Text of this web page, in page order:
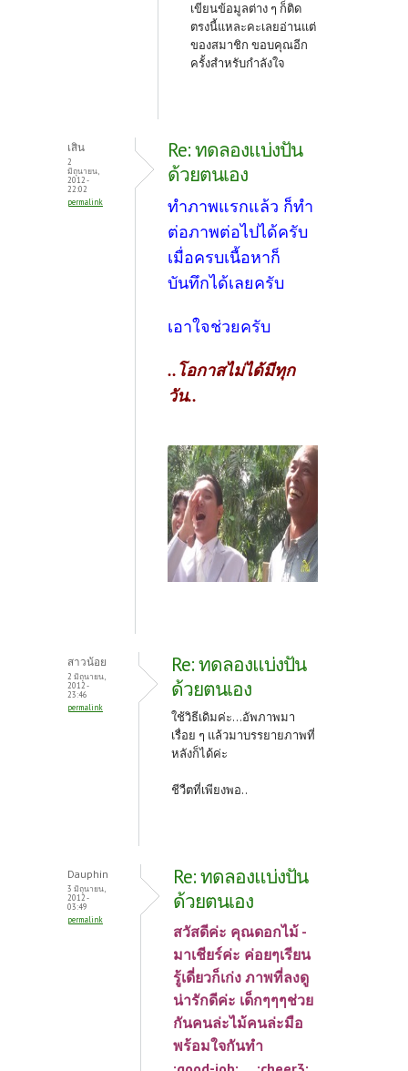
เขียนข้อมูลต่าง ๆ ก็ติด
ตรงนี้แหละคะเลยอ่านแต่
ของสมาชิก ขอบคุณอีก
ครั้งสำหรับกำลังใจ
เสิน
2
มิถุนายน,
2012 -
22:02
permalink
Re: ทดลองแบ่งปัน
ด้วยตนเอง
ทำภาพแรกแล้ว ก็ทำ
ต่อภาพต่อไปได้ครับ
เมื่อครบเนื้อหาก็
บันทึกได้เลยครับ
เอาใจช่วยครับ
..โอกาสไม่ได้มีทุก
วัน..
สาวน้อย
2 มิถุนายน,
2012 -
23:46
permalink
Re: ทดลองแบ่งปัน
ด้วยตนเอง
ใช้วิธีเดิมค่ะ...อัพภาพมา
เรื่อย ๆ แล้วมาบรรยายภาพที่
หลังก็ได้ค่ะ
ชีวืตที่เพียงพอ..
Dauphin
3 มิถุนายน,
2012 -
03:49
permalink
Re: ทดลองแบ่งปัน
ด้วยตนเอง
สวัสดีค่ะ คุณดอกไม้ -
มาเชียร์ค่ะ ค่อยๆเรียน
รู้เดี่ยวก็เก่ง ภาพที่ลงดู
น่ารักดีค่ะ เด็กๆๆๆช่วย
กันคนล่ะไม้คนล่ะมือ
พร้อมใจกันทำ